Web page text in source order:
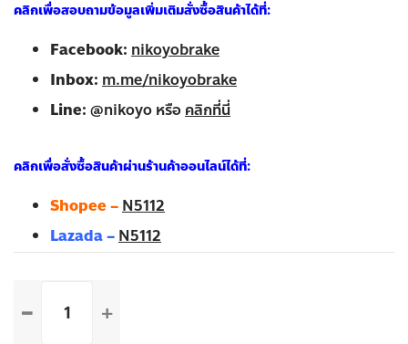
คลิกเพื่อสอบถามข้อมูลเพิ่มเติมสั่งซื้อสินค้าได้ที่:
Facebook: nikoyobrake
Inbox: m.me/nikoyobrake
Line: @nikoyo หรือคลิกที่นี่
คลิกเพื่อสั่งซื้อสินค้าผ่านร้านค้าออนไลน์ได้ที่:
Shopee –N5112
Lazada –N5112
MITSUBISHI